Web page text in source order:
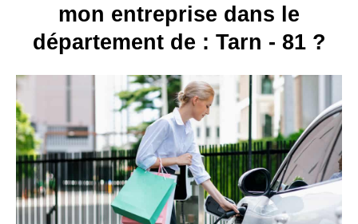
mon entreprise dans le
département de : Tarn - 81 ?